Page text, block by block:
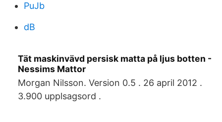
PuJb
dB
Tät maskinvävd persisk matta på ljus botten -
Nessims Mattor
Morgan Nilsson. Version 0.5 . 26 april 2012 .
3.900 upplsagsord .